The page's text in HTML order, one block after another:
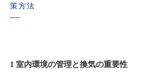
策方法
1 室内環境の管理と換気の重要性